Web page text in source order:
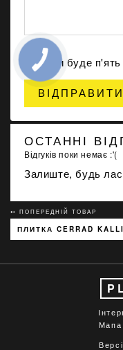
Скільки буде
ВІДПРАВИТИ
ОСТАННІ
Відгуків поки немає :'(
Залиште, будь
↢ ПОПЕРЕДНІЙ ТОВАР
ПЛИТКА CERRAD
Мапа